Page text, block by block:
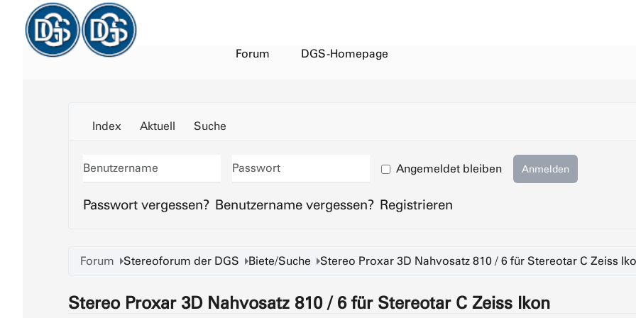
Forum DGS-Homepage
Index Aktuell Suche
Benutzername Passwort Angemeldet bleiben Anmelden
Passwort vergessen? Benutzername vergessen? Registrieren
Forum Stereoforum der DGS Biete/Suche Stereo Proxar 3D Nahvosatz 810 / 6 für Stereotar C Zeiss
Stereo Proxar 3D Nahvosatz 810 / 6 für Stereotar C Zeiss Ikon